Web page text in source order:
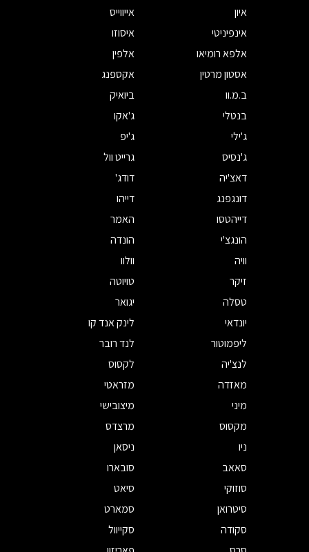
איון
אייווייס
אינפיניטי
איסוזו
אלפא רומיאו
אלפין
אסטון מרטין
אקספנג
ב.מ.וו
ביואיק
בנטלי
ג'אקו
ג'ילי
ג'יפ
ג'נסיס
גרייט וול
דאצ'יה
דודג'
דונגפנג
דייהו
דייהטסו
האמר
הונגצ'י
הונדה
וויה
וולוו
זיקר
טויוטה
טסלה
יגואר
יונדאי
לינק אנד קו
ליפמוטור
לנד רובר
לנצ'יה
לקסוס
מאזדה
מזראטי
מיני
מיצובישי
מקסוס
מרצדס
ניו
ניסאן
סאאב
סובארו
סוזוקי
סיאט
סיטרואן
סמארט
סקודה
סקייוול